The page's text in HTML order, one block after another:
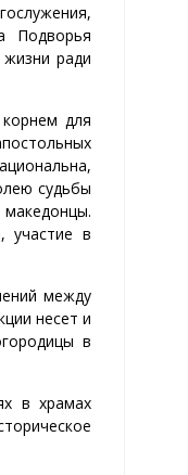
Подворья
ради
для
судьбы
участие в
между
несет и
в
в храмах